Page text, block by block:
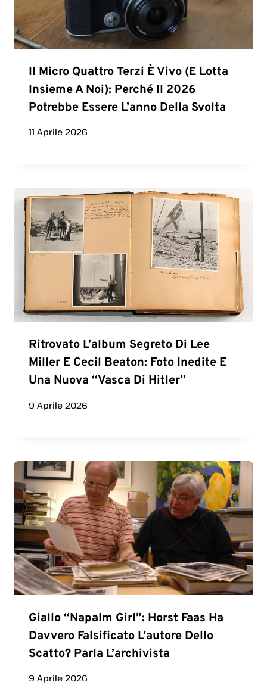
Il Micro Quattro Terzi È Vivo (e Lotta
Insieme A Noi): Perché Il 2026
Potrebbe Essere L’anno Della Svolta
11 Aprile 2026
Ritrovato L’album Segreto Di Lee
Miller E Cecil Beaton: Foto Inedite E
Una Nuova “vasca Di Hitler”
9 Aprile 2026
Giallo “Napalm Girl”: Horst Faas Ha
Davvero Falsificato L’autore Dello
Scatto? Parla L’archivista
9 Aprile 2026